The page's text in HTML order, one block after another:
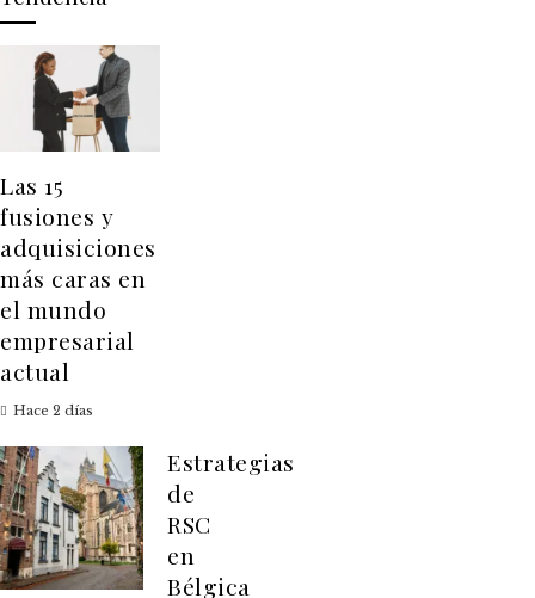
Las 15
fusiones y
adquisiciones
más caras en
el mundo
empresarial
actual
Hace 2 días
Estrategias
de
RSC
en
Bélgica